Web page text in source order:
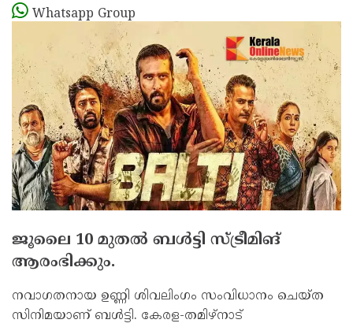
Whatsapp Group
ജൂലൈ 10 മുതല്‍ ബള്‍ട്ടി സ്ട്രീമിങ്
ആരംഭിക്കും.
നവാഗതനായ ഉണ്ണി ശിവലിംഗം സംവിധാനം ചെയ്ത
സിനിമയാണ് ബള്‍ട്ടി. കേരള-തമിഴ്നാട്